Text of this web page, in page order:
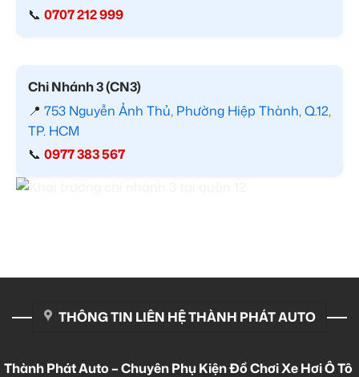
📞 0707 212 999
Chi Nhánh 3 (CN3)
📍 753 Nguyễn Ảnh Thủ, Phường Hiệp Thành, Q.12,
TP. HCM
📞 0977 383 567
THÔNG TIN LIÊN HỆ THÀNH PHÁT AUTO
Thành Phát Auto – Chuyên Phụ Kiện Đồ Chơi Xe Hơi Ô Tô